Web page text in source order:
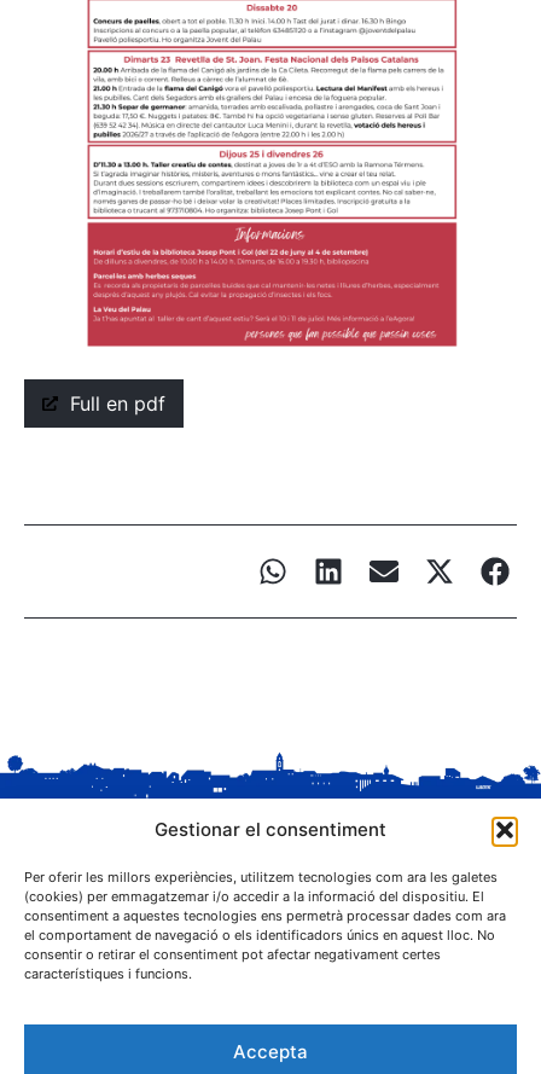
Gestionar el consentiment
Per oferir les millors experiències, utilitzem tecnologies com ara les galetes
(cookies) per emmagatzemar i/o accedir a la informació del dispositiu. El
consentiment a aquestes tecnologies ens permetrà processar dades com ara
el comportament de navegació o els identificadors únics en aquest lloc. No
consentir o retirar el consentiment pot afectar negativament certes
característiques i funcions.
Accepta
Full en pdf
C. Sant Josep, 1
25243 El Palau d'Anglesola (Pla d'Urgell)